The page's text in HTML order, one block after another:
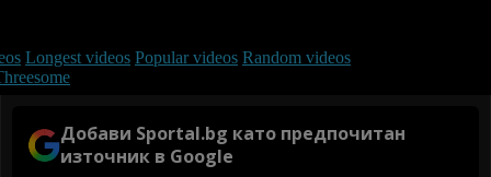
Добави Sportal.bg като предпочитан
източник в Google